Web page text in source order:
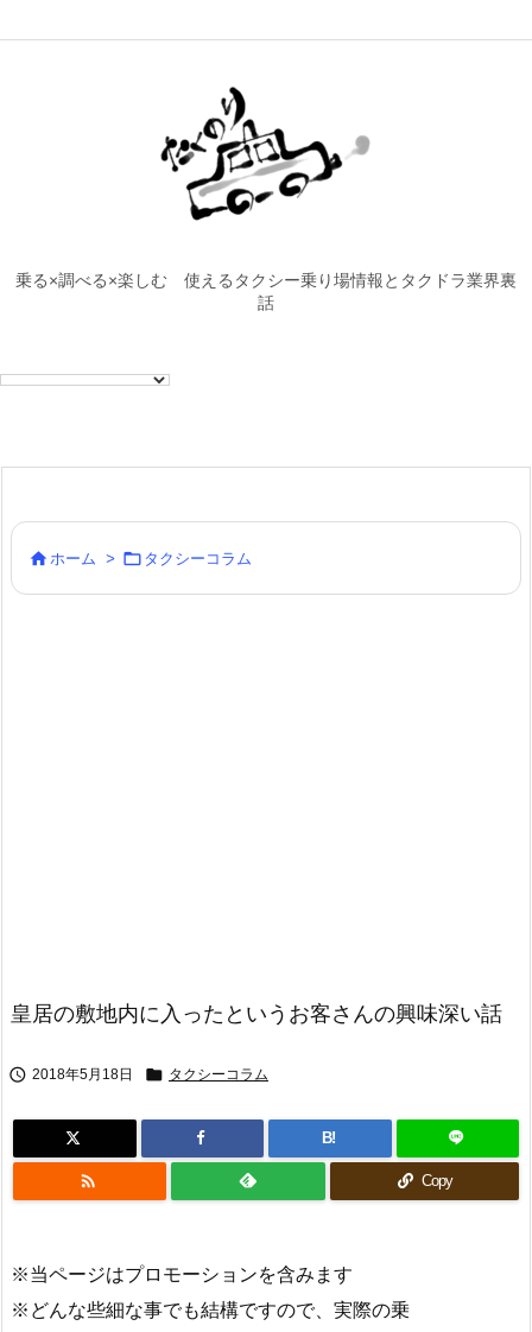
乗る×調べる×楽しむ 使えるタクシー乗り場情報とタクドラ業界裏
話
 ホーム >  タクシーコラム
皇居の敷地内に入ったというお客さんの興味深い話
 2018年5月18日  タクシーコラム
B!
 Copy
※当ページはプロモーションを含みます
※どんな些細な事でも結構ですので、実際の乗